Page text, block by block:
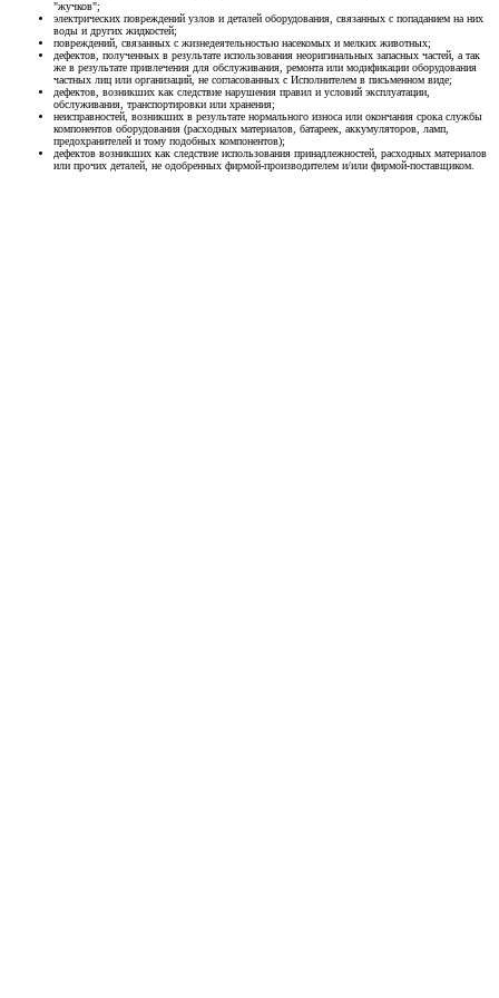
"жучков";
электрических повреждений узлов и деталей оборудования, связанных с попаданием на них
воды и других жидкостей;
повреждений, связанных с жизнедеятельностью насекомых и мелких животных;
дефектов, полученных в результате использования неоригинальных запасных частей, а так
же в результате привлечения для обслуживания, ремонта или модификации оборудования
частных лиц или организаций, не согласованных с Исполнителем в письменном виде;
дефектов, возникших как следствие нарушения правил и условий эксплуатации,
обслуживания, транспортировки или хранения;
неисправностей, возникших в результате нормального износа или окончания срока службы
компонентов оборудования (расходных материалов, батареек, аккумуляторов, ламп,
предохранителей и тому подобных компонентов);
дефектов возникших как следствие использования принадлежностей, расходных материалов
или прочих деталей, не одобренных фирмой-производителем и/или фирмой-поставщиком.